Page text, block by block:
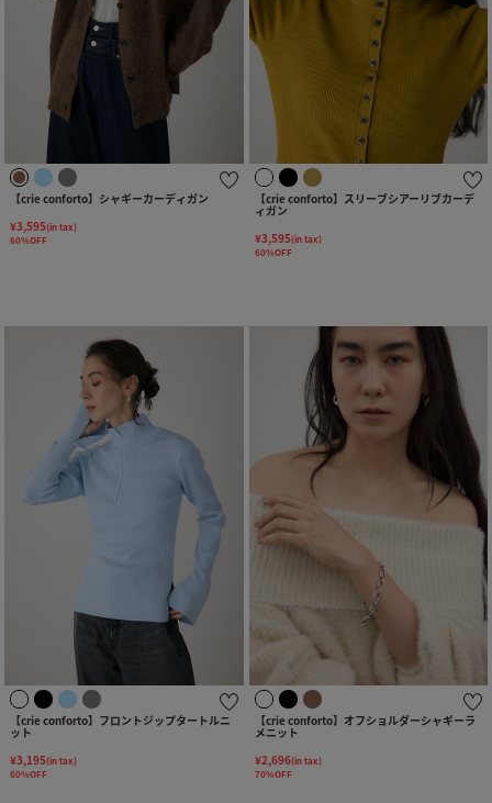
【crie conforto】シャギーカーディガン
¥3,595(in tax)
60%OFF
【crie conforto】スリーブシアーリブカーデ
ィガン
¥3,595(in tax)
60%OFF
【crie conforto】フロントジップタートルニ
ット
¥3,195(in tax)
60%OFF
【crie conforto】オフショルダーシャギーラ
メニット
¥2,696(in tax)
70%OFF